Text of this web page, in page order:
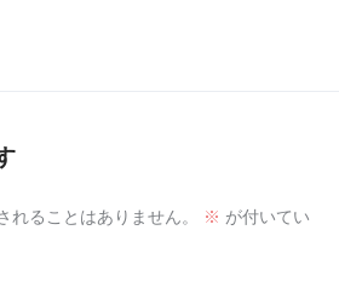
れることはありません。 ※ が付いてい